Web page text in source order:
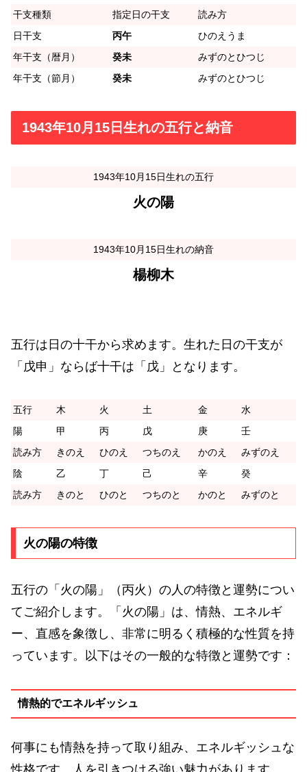
干支種類 指定日の干支
読み方
日干支
丙午
ひのえうま
年干支（暦月）
癸未
みずのとひつじ
年干支（節月）
癸未 みずのとひつじ
1943年10月15日生れの五行と納音
1943年10月15日生れの五行
火の陽
1943年10月15日生れの納音
楊柳木
五行は日の十干から求めます。生れた日の干支が
「戊申」ならば十干は「戊」となります。
五行 木 火 土 金
水
陽
甲 丙 戊 庚
壬
読み方
きのえ ひのえ つちのえ かのえ
みずのえ
陰
乙 丁 己 辛
癸
読み方
きのと ひのと つちのと かのと みずのと
火の陽の特徴
五行の「火の陽」（丙火）の人の特徴と運勢につい
てご紹介します。「火の陽」は、情熱、エネルギ
ー、直感を象徴し、非常に明るく積極的な性質を持
っています。以下はその一般的な特徴と運勢です：
情熱的でエネルギッシュ
何事にも情熱を持って取り組み、エネルギッシュな
性格です。人を引きつける強い魅力があります。